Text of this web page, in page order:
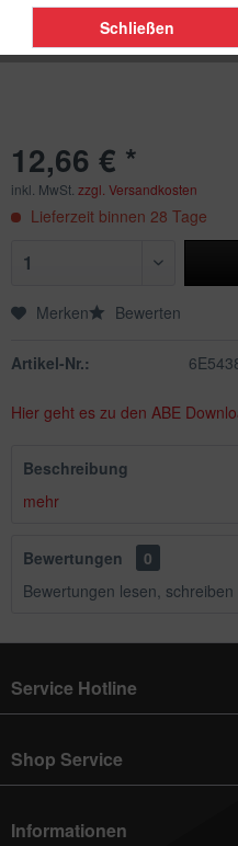
12,66 € *
inkl. MwSt. zzgl. Versandkosten
Lieferzeit binnen 28 Tage
Merken Bewerten
Artikel-Nr.:
Hier geht es zu den ABE
Beschreibung
mehr
Bewertungen
0
Bewertungen lesen,
Service Hotline
Shop Service
Informationen
Schließen